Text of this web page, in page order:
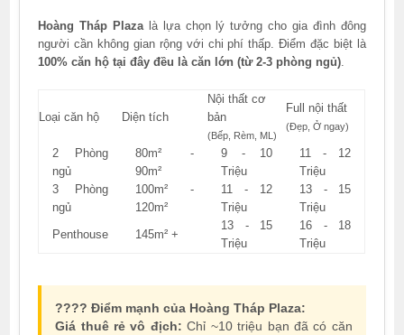
Hoàng Tháp Plazalà lựa chọn lý tưởng cho gia đình đông
người cần không gian rộng với chi phí thấp. Điểm đặc biệt là
100% căn hộ tại đây đều là căn lớn (từ 2-3 phòng ngủ)
Loại căn hộ Diện tích
Nội thất cơ
bản
(Bếp, Rèm, ML)
Full nội thất
(Đẹp, Ở ngay)
2 Phòng
ngủ
80m² -
90m²
9 - 10
Triệu
11 - 12
Triệu
3 Phòng
ngủ
100m² -
120m²
11 - 12
Triệu
13 - 15
Triệu
Penthouse
145m² +
13 - 15
Triệu
16 - 18
Triệu
???? Điểm mạnh của Hoàng Tháp Plaza:
Giá thuê rẻ vô địch: Chỉ ~10 triệu bạn đã có căn